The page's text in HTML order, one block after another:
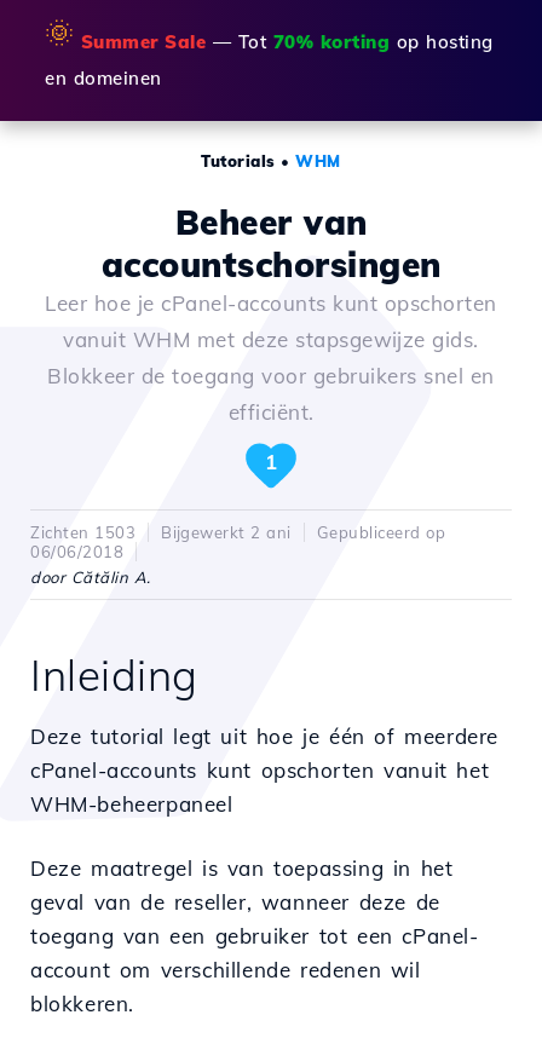
🌞 Summer Sale — Tot 70% korting op hosting
en domeinen
Tutorials •WHM
Beheer van
accountschorsingen
Leer hoe je cPanel-accounts kunt opschorten
vanuit WHM met deze stapsgewijze gids.
Blokkeer de toegang voor gebruikers snel en
efficiënt.
1
Zichten 1503 Bijgewerkt 2 ani
Gepubliceerd op
06/06/2018
door Cătălin A.
Inleiding
Deze tutorial legt uit hoe je één of meerdere
cPanel-accounts kunt opschorten vanuit het
WHM-beheerpaneel
Deze maatregel is van toepassing in het
geval van de reseller, wanneer deze de
toegang van een gebruiker tot een cPanel-
account om verschillende redenen wil
blokkeren.